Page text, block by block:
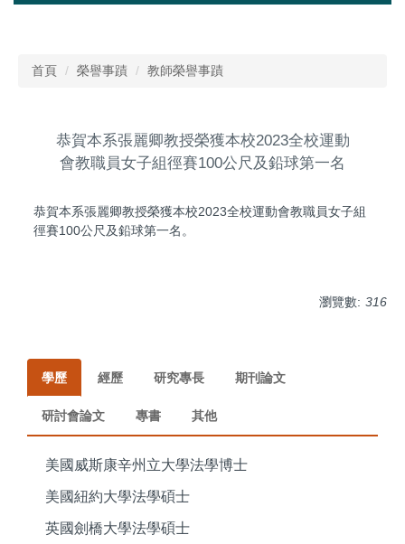
首頁 榮譽事蹟 教師榮譽事蹟
恭賀本系張麗卿教授榮獲本校2023全校運動
會教職員女子組徑賽100公尺及鉛球第一名
恭賀本系張麗卿教授榮獲本校2023全校運動會教職員女子組
徑賽100公尺及鉛球第一名。
瀏覽數: 316
學歷 經歷 研究專長 期刊論文
研討會論文 專書 其他
美國威斯康辛州立大學法學博士
美國紐約大學法學碩士
英國劍橋大學法學碩士